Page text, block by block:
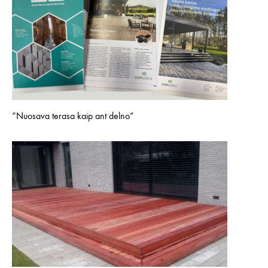
“Nuosava terasa kaip ant delno“